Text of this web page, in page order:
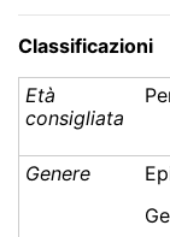
Classificazioni
Età
consigliata
Genere